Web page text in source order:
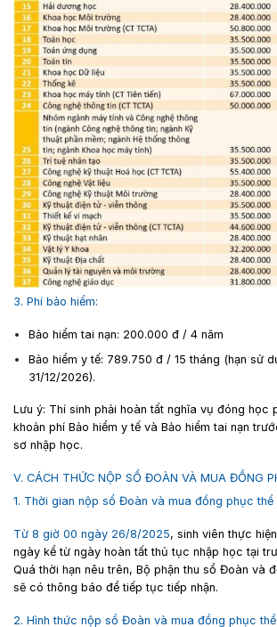
3. Phí bảo hiểm:
Bảo hiểm tai nạn: 200.000 đ / 4 năm
Bảo hiểm y tế: 789.750 đ / 15 tháng (hạn sử
31/12/2026).
Lưu ý: Thí sinh phải hoàn tất nghĩa vụ đóng học
khoản phí Bảo hiểm y tế và Bảo hiểm tai nạn
sơ nhập học.
V. CÁCH THỨC NỘP SỔ ĐOÀN VÀ MUA ĐỒNG
1. Thời gian nộp sổ Đoàn và mua đồng phục thể
Từ 8 giờ 00 ngày 26/8/2025, sinh viên thực
ngày kể từ ngày hoàn tất thủ tục nhập học tại
Quá thời hạn nêu trên, Bộ phận thu sổ Đoàn và
sẽ có thông báo để tiếp tục tiếp nhận.
2. Hình thức nộp sổ Đoàn và mua đồng phục